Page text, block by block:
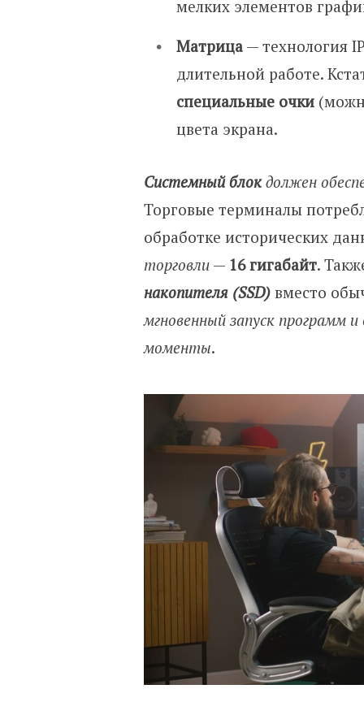
мелких элементов
Матрица — технология
длительной работе.
специальные очки
цвета экрана.
Системный блок должен
Торговые терминалы
обработке исторических
торговли — 16 гигабайт.
накопителя (SSD) вместо
мгновенный запуск программ
моменты.